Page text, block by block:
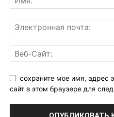
сохраните мое имя, адрес
сайт в этом браузере для